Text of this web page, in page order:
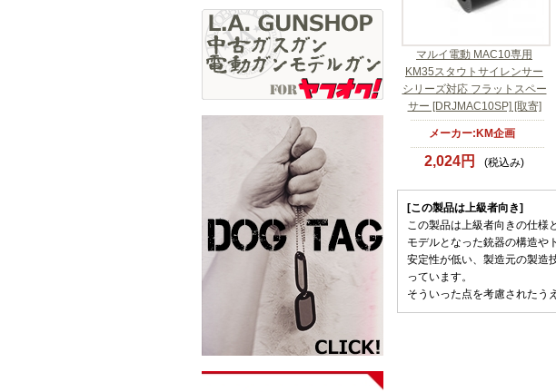
マルイ電動 MAC10専用
KM35スタウトサイレンサー
シリーズ対応 フラットスペー
サー [DRJMAC10SP] [取寄]
メーカー:KM企画
2,024円 (税込み)
[この製品は上級者向き]
この製品は上級者向きの仕様
モデルとなった銃器の構造や
安定性が低い、製造元の製造
っています。
そういった点を考慮されたう